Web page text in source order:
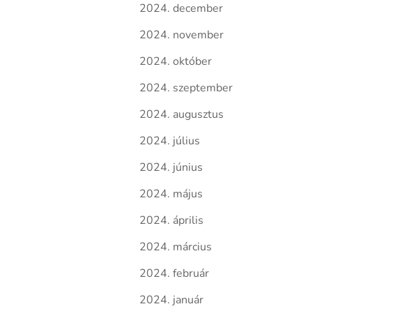
2024. december
2024. november
2024. október
2024. szeptember
2024. augusztus
2024. július
2024. június
2024. május
2024. április
2024. március
2024. február
2024. január